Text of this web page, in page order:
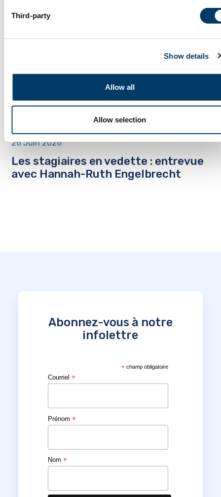
Third-party
Show details
Allow all
Allow selection
26 Juin 2026
Les stagiaires en vedette : entrevue
avec Hannah-Ruth Engelbrecht
Abonnez-vous à notre
infolettre
*champ obligatoire
Courriel*
Prénom*
Nom*